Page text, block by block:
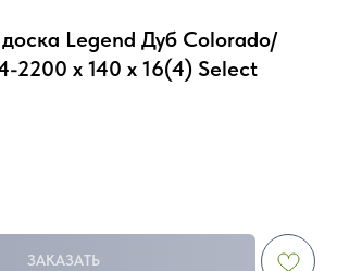
Legend Дуб Colorado/
2200 х 140 х 16(4) Select
ЗАКАЗАТЬ